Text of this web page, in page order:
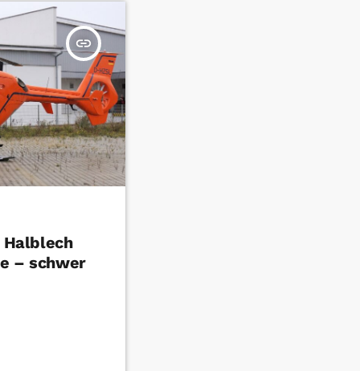
insert_link
– schwer